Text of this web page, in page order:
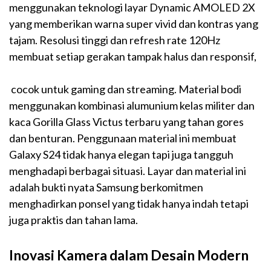
menggunakan teknologi layar Dynamic AMOLED 2X
yang memberikan warna super vivid dan kontras yang
tajam. Resolusi tinggi dan refresh rate 120Hz
membuat setiap gerakan tampak halus dan responsif,
cocok untuk gaming dan streaming. Material bodi
menggunakan kombinasi alumunium kelas militer dan
kaca Gorilla Glass Victus terbaru yang tahan gores
dan benturan. Penggunaan material ini membuat
Galaxy S24 tidak hanya elegan tapi juga tangguh
menghadapi berbagai situasi. Layar dan material ini
adalah bukti nyata Samsung berkomitmen
menghadirkan ponsel yang tidak hanya indah tetapi
juga praktis dan tahan lama.
Inovasi Kamera dalam Desain Modern